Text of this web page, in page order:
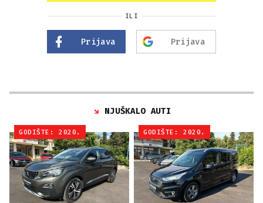
ILI
Prijava Prijava
NJUŠKALO AUTI
GODIŠTE: 2020. GODIŠTE: 2020.